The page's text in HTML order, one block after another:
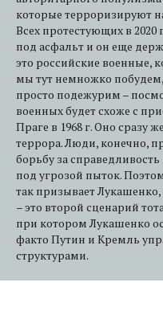
которые терроризируют
Всех протестующих в 2020
под асфальт и он еще
это российские военные,
мы тут немножко
просто подежурим –
военных будет схоже с
Праге в 1968 г. Оно сразу
террора. Люди, конечно,
борьбу за
под угрозой пыток.
так призывает
– это второй сценарий
при котором Лукашенко
факто Путин и Кремль
структурами.